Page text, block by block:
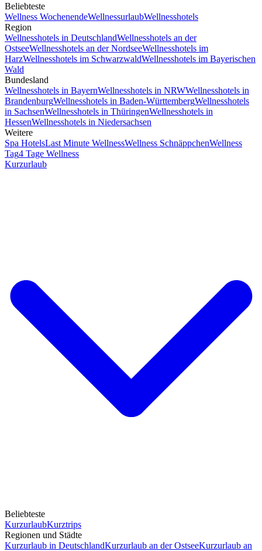
Beliebteste
Wellness WochenendeWellnessurlaubWellnesshotels
Region
Wellnesshotels in DeutschlandWellnesshotels an der
OstseeWellnesshotels an der NordseeWellnesshotels im
HarzWellnesshotels im SchwarzwaldWellnesshotels im Bayerischen
Wald
Bundesland
Wellnesshotels in BayernWellnesshotels in NRWWellnesshotels in
BrandenburgWellnesshotels in Baden-WürttembergWellnesshotels
in SachsenWellnesshotels in ThüringenWellnesshotels in
HessenWellnesshotels in Niedersachsen
Weitere
Spa HotelsLast Minute WellnessWellness SchnäppchenWellness
Tag4 Tage Wellness
Kurzurlaub
Beliebteste
KurzurlaubKurztrips
Regionen und Städte
Kurzurlaub in DeutschlandKurzurlaub an der OstseeKurzurlaub an